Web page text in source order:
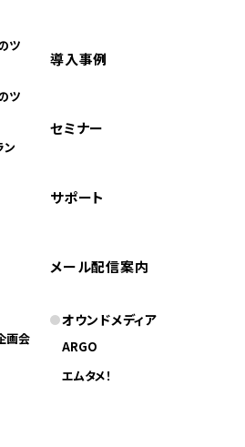
ツ
ツ
ン
画会
導入事例
セミナー
サポート
メール配信案内
オウンドメディア
ARGO
エムタメ！